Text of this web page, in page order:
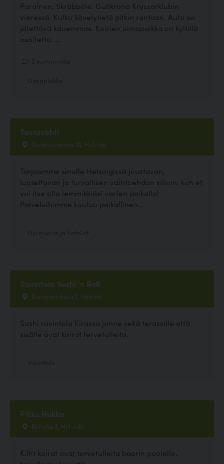
Parainen, Skräbböle: Gullkrona Kryssarklubin
vieressä. Kulku kävelytietä pitkin rantaan. Auto on
jätettävä kauemmas. Koirien uimapaikka on kyltillä
osoitettu. ...
Tassuvahti
Särkiniementie 10, Helsinki
Tarjoamme sinulle Helsingissä joustavan,
luotettavan ja turvallisen vaihtoehdon silloin, kun et
voi itse olla lemmikkiäsi varten paikalla!
Palveluihimme kuuluu paikallinen...
Ravintola Sushi 'n Roll
Kapteeninkatu 7, Helsinki
Sushi ravintola Eirassa jonne sekä terassille että
sisälle ovat koirat tervetulleita.
Pikku Hukka
Kettutie 3, Helsinki
Kiltit koirat ovat tervetulleita baarin puolelle,